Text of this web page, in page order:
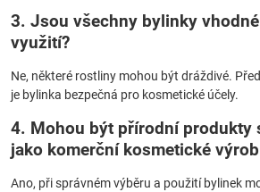
3. Jsou všechny bylinky
využití?
Ne, některé rostliny mohou být dráždivé.
je bylinka bezpečná pro kosmetické účely.
4. Mohou být přírodní produkty
jako komerční kosmetické
Ano, při správném výběru a použití bylinek